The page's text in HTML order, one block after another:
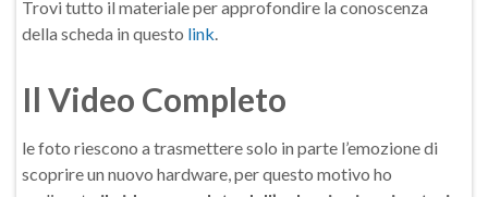
Trovi tutto il materiale per approfondire la conoscenza
della scheda in questo link
Il Video Completo
le foto riescono a trasmettere solo in parte l’emozione di
scoprire un nuovo hardware, per questo motivo ho